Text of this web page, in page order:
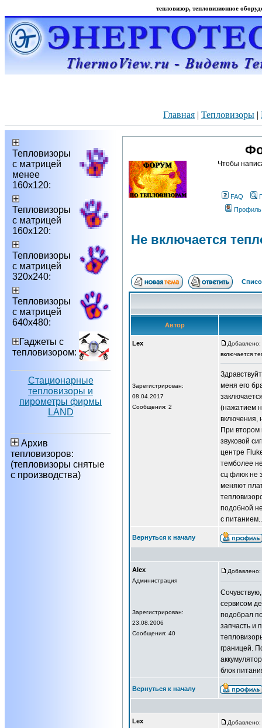
тепловизор, тепловизионное
Главная | Тепловизоры |
Тепловизоры
с матрицей
менее
160х120:
Тепловизоры
с матрицей
160х120:
Тепловизоры
с матрицей
320х240:
Тепловизоры
с матрицей
640х480:
Гаджеты с
тепловизором:
Стационарные
тепловизоры и
пирометры фирмы
LAND
Архив
тепловизоров:
(тепловизоры снятые
с производства)
Чтобы
FAQ
Профиль
Не включается
Автор
Lex
Зарегистрирован:
08.04.2017
Сообщения: 2
включается
меня его
(нажатием
включения,
При втором
звуковой
центре
темболее
сц флюк не
меняют
подобной
с
Вернуться к началу
Alex
Администрация
Зарегистрирован:
23.08.2006
Сообщения: 40
сервисом
подобрал
запчасть и
границей.
блок
Вернуться к началу
Lex